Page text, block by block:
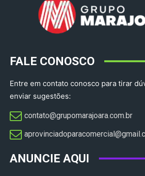
FALE CONOSCO
Entre em contato conosco para tirar
enviar sugestões:
contato@grupomarajoara.com.br
ANUNCIE AQUI